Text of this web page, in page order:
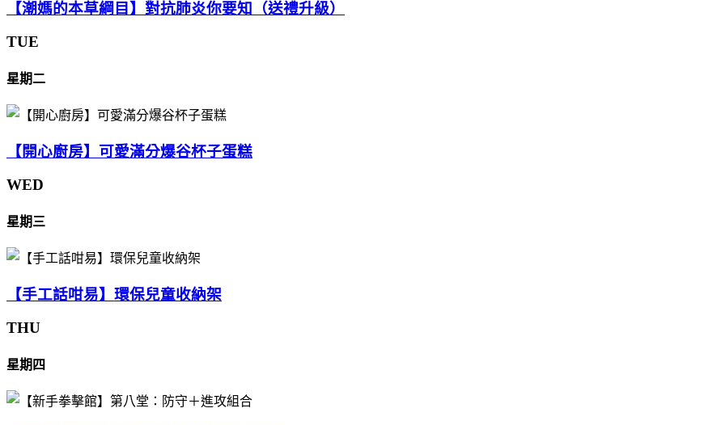
【潮媽的本草綱目】對抗肺炎你要知（送禮升級）
TUE
星期二
【開心廚房】可愛滿分爆谷杯子蛋糕
WED
星期三
【手工話咁易】環保兒童收納架
THU
星期四